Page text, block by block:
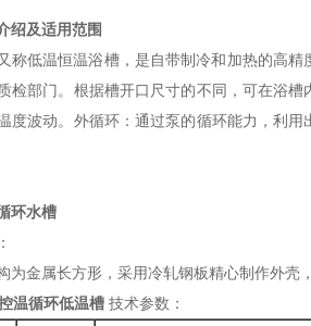
绍及适用范围
称低温恒温浴槽，是自带制冷和加热的高
检部门。根据槽开口尺寸的不同，可在浴
度波动。外循环：通过泵的循环能力，利
环水槽
为金属长方形，采用冷轧钢板精心制作外壳
温循环低温槽 技术参数：